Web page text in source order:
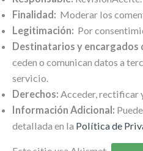
Finalidad: Moderar los
Legitimación: Por
Destinatarios y
ceden o comunican datos a
servicio.
Derechos: Acceder, rectificar
Información Adicional:
detallada en la Política de